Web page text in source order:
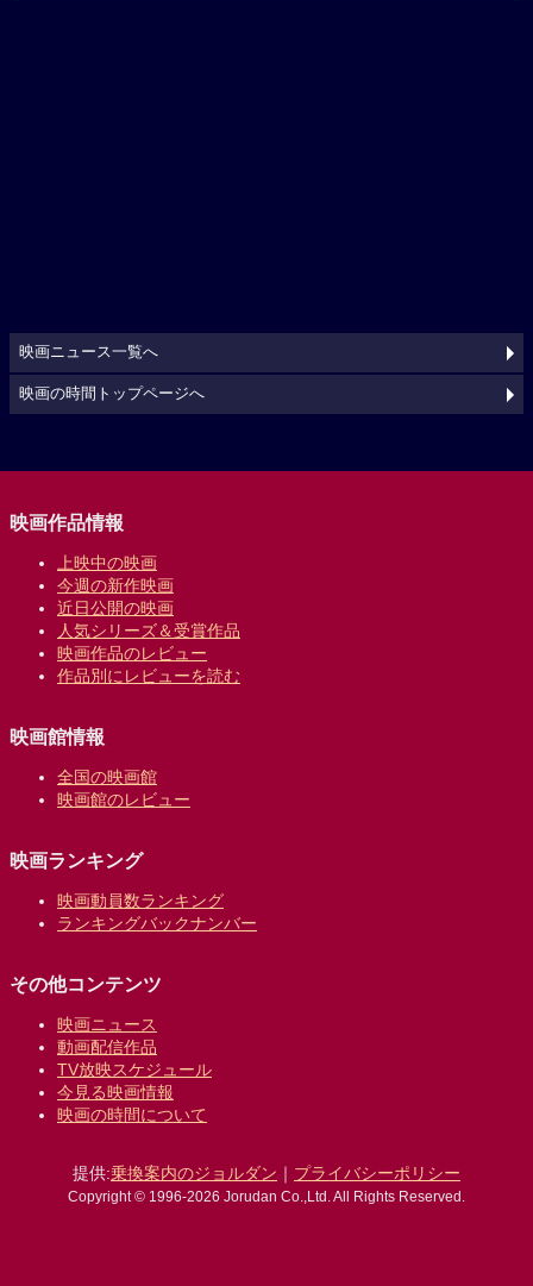
映画ニュース一覧へ
映画の時間トップページへ
映画作品情報
上映中の映画
今週の新作映画
近日公開の映画
人気シリーズ＆受賞作品
映画作品のレビュー
作品別にレビューを読む
映画館情報
全国の映画館
映画館のレビュー
映画ランキング
映画動員数ランキング
ランキングバックナンバー
その他コンテンツ
映画ニュース
動画配信作品
TV放映スケジュール
今見る映画情報
映画の時間について
提供:乗換案内のジョルダン ｜ プライバシーポリシー
Copyright © 1996-2026 Jorudan Co.,Ltd. All Rights Reserved.